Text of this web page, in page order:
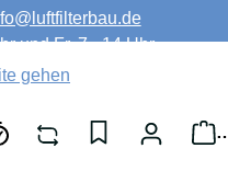
und Fr. 7 - 14 Uhr